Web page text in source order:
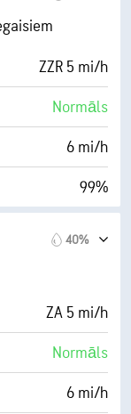
0 (Tumšs)
70%
10 jūdzes
19800 ft
ZZR 5 mi/h
Normāls
6 mi/h
99%
70%
0.05 in
5 jūdzes
40%
ZA 5 mi/h
Normāls
6 mi/h